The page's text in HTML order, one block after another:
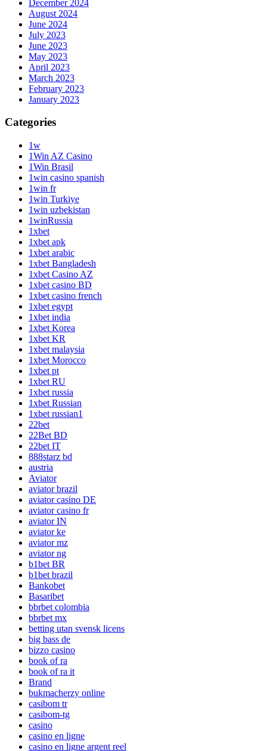
December 2024
August 2024
June 2024
July 2023
June 2023
May 2023
April 2023
March 2023
February 2023
January 2023
Categories
1w
1Win AZ Casino
1Win Brasil
1win casino spanish
1win fr
1win Turkiye
1win uzbekistan
1winRussia
1xbet
1xbet apk
1xbet arabic
1xbet Bangladesh
1xbet Casino AZ
1xbet casino BD
1xbet casino french
1xbet egypt
1xbet india
1xbet Korea
1xbet KR
1xbet malaysia
1xbet Morocco
1xbet pt
1xbet RU
1xbet russia
1xbet Russian
1xbet russian1
22bet
22Bet BD
22bet IT
888starz bd
austria
Aviator
aviator brazil
aviator casino DE
aviator casino fr
aviator IN
aviator ke
aviator mz
aviator ng
b1bet BR
b1bet brazil
Bankobet
Basaribet
bbrbet colombia
bbrbet mx
betting utan svensk licens
big bass de
bizzo casino
book of ra
book of ra it
Brand
bukmacherzy online
casibom tr
casibom-tg
casino
casino en ligne
casino en ligne argent reel